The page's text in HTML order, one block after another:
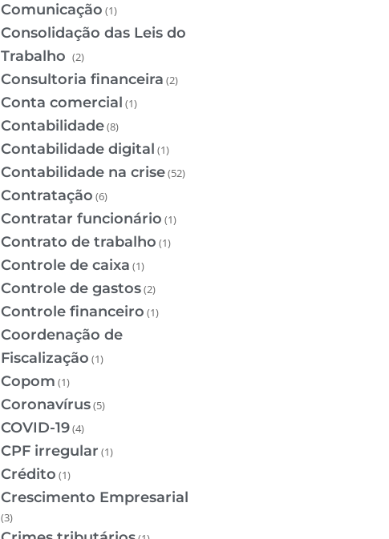
Comunicação (1)
Consolidação das Leis do
Trabalho (2)
Consultoria financeira (2)
Conta comercial (1)
Contabilidade(8)
Contabilidade digital (1)
Contabilidade na crise(52)
Contratação (6)
Contratar funcionário (1)
Contrato de trabalho (1)
Controle de caixa (1)
Controle de gastos(2)
Controle financeiro (1)
Coordenação de
Fiscalização (1)
Copom (1)
Coronavírus(5)
COVID-19(4)
CPF irregular (1)
Crédito (1)
Crescimento Empresarial
(3)